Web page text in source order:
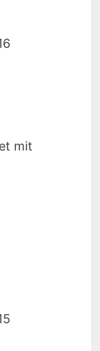
mit